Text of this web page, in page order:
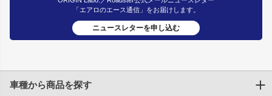
「エアロのエース通信」をお届けします。
ニュースレターを申し込む
車種から商品を探す